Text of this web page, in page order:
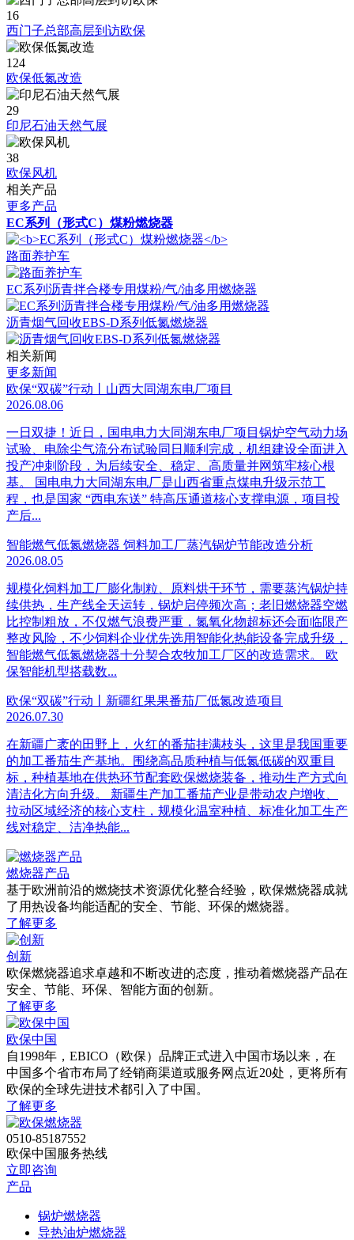
16
西门子总部高层到访欧保
124
欧保低氮改造
29
印尼石油天然气展
38
欧保风机
相关产品
更多产品
EC系列（形式C）煤粉燃烧器
路面养护车
EC系列沥青拌合楼专用煤粉/气/油多用燃烧器
沥青烟气回收EBS-D系列低氮燃烧器
相关新闻
更多新闻
欧保“双碳”行动丨山西大同湖东电厂项目
2026.08.06
一日双捷！近日，国电电力大同湖东电厂项目锅炉空气动力场
试验、电除尘气流分布试验同日顺利完成，机组建设全面进入
投产冲刺阶段，为后续安全、稳定、高质量并网筑牢核心根
基。 国电电力大同湖东电厂是山西省重点煤电升级示范工
程，也是国家 “西电东送” 特高压通道核心支撑电源，项目投
产后...
智能燃气低氮燃烧器 饲料加工厂蒸汽锅炉节能改造分析
2026.08.05
规模化饲料加工厂膨化制粒、原料烘干环节，需要蒸汽锅炉持
续供热，生产线全天运转，锅炉启停频次高；老旧燃烧器空燃
比控制粗放，不仅燃气浪费严重，氮氧化物超标还会面临限产
整改风险，不少饲料企业优先选用智能化热能设备完成升级，
智能燃气低氮燃烧器十分契合农牧加工厂区的改造需求。 欧
保智能机型搭载数...
欧保“双碳”行动丨新疆红果果番茄厂低氮改造项目
2026.07.30
在新疆广袤的田野上，火红的番茄挂满枝头，这里是我国重要
的加工番茄生产基地。围绕高品质种植与低氮低碳的双重目
标，种植基地在供热环节配套欧保燃烧装备，推动生产方式向
清洁化方向升级。 新疆生产加工番茄产业是带动农户增收、
拉动区域经济的核心支柱，规模化温室种植、标准化加工生产
线对稳定、洁净热能...
燃烧器产品
基于欧洲前沿的燃烧技术资源优化整合经验，欧保燃烧器成就
了用热设备均能适配的安全、节能、环保的燃烧器。
了解更多
创新
欧保燃烧器追求卓越和不断改进的态度，推动着燃烧器产品在
安全、节能、环保、智能方面的创新。
了解更多
欧保中国
自1998年，EBICO（欧保）品牌正式进入中国市场以来，在
中国多个省市布局了经销商渠道或服务网点近20处，更将所有
欧保的全球先进技术都引入了中国。
了解更多
0510-85187552
欧保中国服务热线
立即咨询
产品
锅炉燃烧器
导热油炉燃烧器